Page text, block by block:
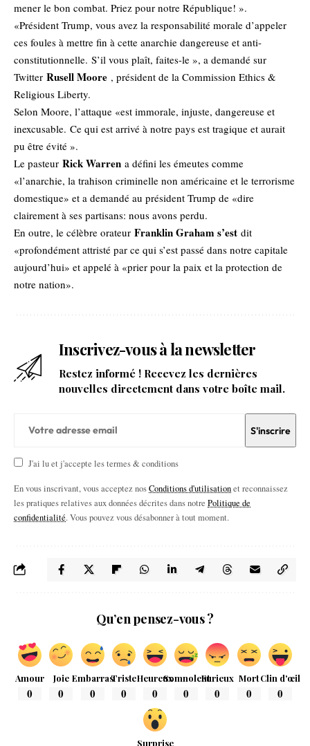
mener le bon combat. Priez pour notre République! ».
«Président Trump, vous avez la responsabilité morale d’appeler
ces foules à mettre fin à cette anarchie dangereuse et anti-
constitutionnelle. S’il vous plaît, faites-le », a demandé sur
Twitter Rusell Moore , président de la Commission Ethics &
Religious Liberty.
Selon Moore, l’attaque «est immorale, injuste, dangereuse et
inexcusable. Ce qui est arrivé à notre pays est tragique et aurait
pu être évité ».
Le pasteur Rick Warren a défini les émeutes comme
«l’anarchie, la trahison criminelle non américaine et le terrorisme
domestique» et a demandé au président Trump de «dire
clairement à ses partisans: nous avons perdu.
En outre, le célèbre orateur Franklin Graham s’est dit
«profondément attristé par ce qui s’est passé dans notre capitale
aujourd’hui» et appelé à «prier pour la paix et la protection de
notre nation».
Inscrivez-vous à la newsletter
Restez informé ! Recevez les dernières
nouvelles directement dans votre boîte mail.
J'ai lu et j'accepte les termes & conditions
En vous inscrivant, vous acceptez nosConditions d'utilisationet reconnaissez
les pratiques relatives aux données décrites dans notre Politique de
confidentialité. Vous pouvez vous désabonner à tout moment.
Qu’en pensez-vous ?
Amour
0
Joie
0
Embarras
0
Triste
0
Heureux
0
Somnolent
0
Furieux
0
Mort
0
Clin d'œil
0
Surprise